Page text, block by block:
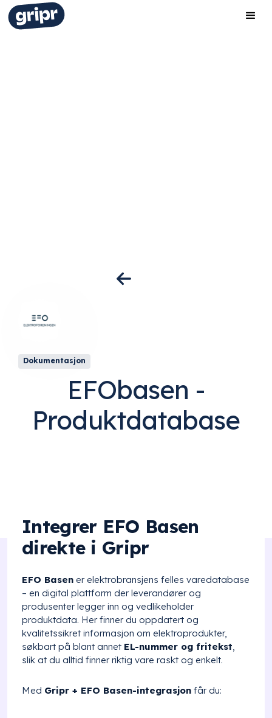
Dokumentasjon
EFObasen -
Produktdatabase
Integrer EFO Basen
direkte i Gripr
EFO Basen er elektrobransjens felles varedatabase
– en digital plattform der leverandører og
produsenter legger inn og vedlikeholder
produktdata. Her finner du oppdatert og
kvalitetssikret informasjon om elektroprodukter,
søkbart på blant annet EL-nummer og fritekst,
slik at du alltid finner riktig vare raskt og enkelt.
Med Gripr + EFO Basen-integrasjon får du: